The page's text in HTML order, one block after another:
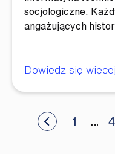
socjologiczne.
angażujących
Dowiedz się więcej
wpisów
artykuły 1 …